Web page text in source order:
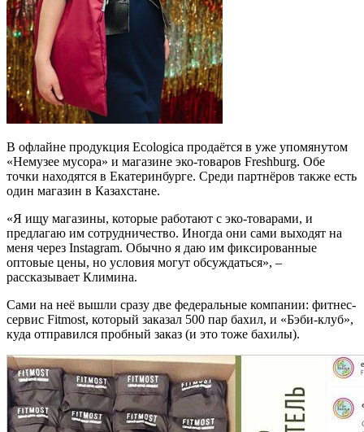
В офлайне продукция Ecologica продаётся в уже упомянутом
«Немузее мусора» и магазине эко-товаров Freshburg. Обе
точки находятся в Екатеринбурге. Среди партнёров также есть
один магазин в Казахстане.
«Я ищу магазины, которые работают с эко-товарами, и
предлагаю им сотрудничество. Иногда они сами выходят на
меня через Instagram. Обычно я даю им фиксированные
оптовые цены, но условия могут обсуждаться», –
рассказывает Климина.
Сами на неё вышли сразу две федеральные компании: фитнес-
сервис Fitmost, который заказал 500 пар бахил, и «Бэби-клуб»,
куда отправился пробный заказ (и это тоже бахилы).